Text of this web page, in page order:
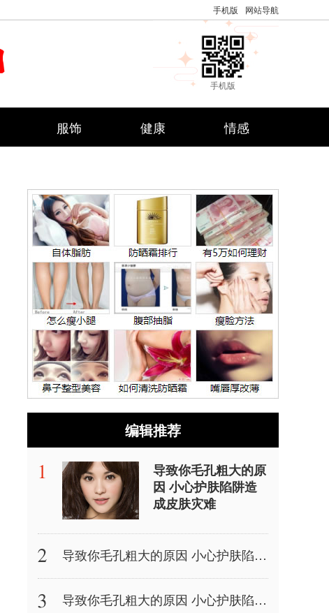
手机版 网站导航
手机版
服饰 健康 情感
编辑推荐
导致你毛孔粗大的原
因 小心护肤陷阱造
成皮肤灾难
导致你毛孔粗大的原因 小心护肤陷阱造成皮肤灾难
导致你毛孔粗大的原因 小心护肤陷阱造成皮肤灾难